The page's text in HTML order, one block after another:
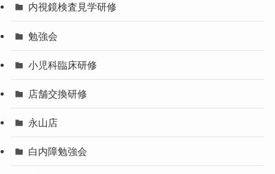
内視鏡検査見学研修
勉強会
小児科臨床研修
店舗交換研修
永山店
白内障勉強会